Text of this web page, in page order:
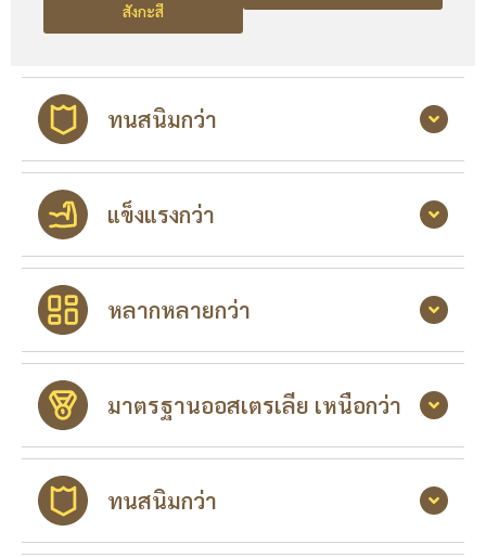
สังกะสี
ทนสนิมกว่า
แข็งแรงกว่า
หลากหลายกว่า
มาตรฐานออสเตรเลีย เหนือกว่า
ทนสนิมกว่า